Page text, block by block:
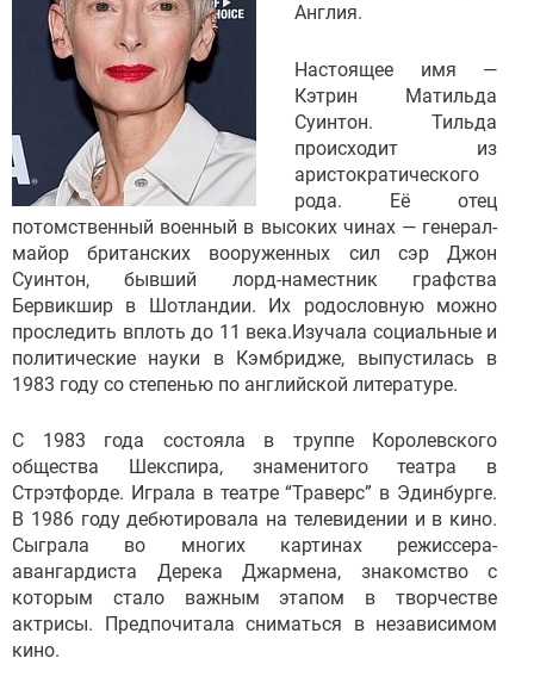
Англия.
Настоящее имя —
Кэтрин Матильда
Суинтон. Тильда
происходит из
аристократического
рода. Её отец
потомственный военный в высоких чинах — генерал-
майор британских вооруженных сил сэр Джон
Суинтон, бывший лорд-наместник графства
Бервикшир в Шотландии. Их родословную можно
проследить вплоть до 11 века.Изучала социальные и
политические науки в Кэмбридже, выпустилась в
1983 году со степенью по английской литературе.
С 1983 года состояла в труппе Королевского
общества Шекспира, знаменитого театра в
Стрэтфорде. Играла в театре “Траверс” в Эдинбурге.
В 1986 году дебютировала на телевидении и в кино.
Сыграла во многих картинах режиссера-
авангардиста Дерека Джармена, знакомство с
которым стало важным этапом в творчестве
актрисы. Предпочитала сниматься в независимом
кино.